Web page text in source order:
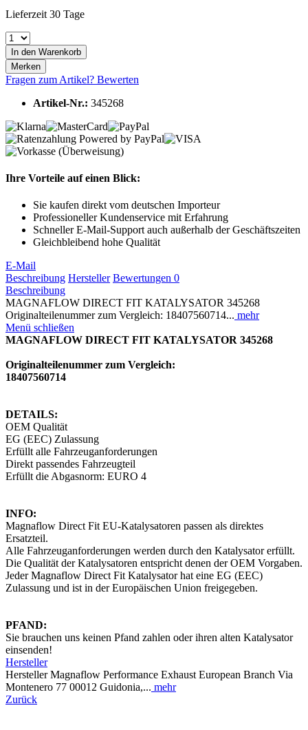
Lieferzeit 30 Tage
In den Warenkorb
Merken
Fragen zum Artikel? Bewerten
Artikel-Nr.: 345268
Ihre Vorteile auf einen Blick:
Sie kaufen direkt vom deutschen Importeur
Professioneller Kundenservice mit Erfahrung
Schneller E-Mail-Support auch außerhalb der Geschäftszeiten
Gleichbleibend hohe Qualität
E-Mail
Beschreibung Hersteller Bewertungen 0
Beschreibung
MAGNAFLOW DIRECT FIT KATALYSATOR 345268
Originalteilenummer zum Vergleich: 18407560714... mehr
Menü schließen
MAGNAFLOW DIRECT FIT KATALYSATOR 345268
Originalteilenummer zum Vergleich:
18407560714
DETAILS:
OEM Qualität
EG (EEC) Zulassung
Erfüllt alle Fahrzeuganforderungen
Direkt passendes Fahrzeugteil
Erfüllt die Abgasnorm: EURO 4
INFO:
Magnaflow Direct Fit EU-Katalysatoren passen als direktes
Ersatzteil.
Alle Fahrzeuganforderungen werden durch den Katalysator erfüllt.
Die Qualität der Katalysatoren entspricht denen der OEM Vorgaben.
Jeder Magnaflow Direct Fit Katalysator hat eine EG (EEC)
Zulassung und ist in der Europäischen Union freigegeben.
PFAND:
Sie brauchen uns keinen Pfand zahlen oder ihren alten Katalysator
einsenden!
Hersteller
Hersteller Magnaflow Performance Exhaust European Branch Via
Montenero 77 00012 Guidonia,... mehr
Zurück